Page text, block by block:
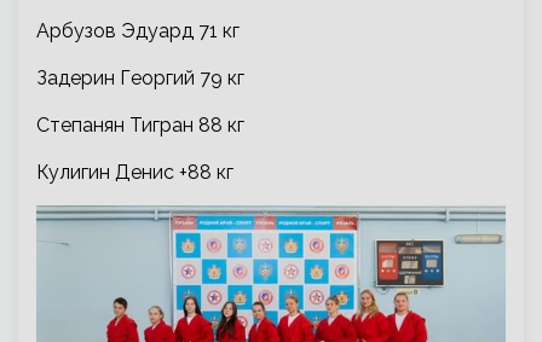
Арбузов Эдуард 71 кг
Задерин Георгий 79 кг
Степанян Тигран 88 кг
Кулигин Денис +88 кг